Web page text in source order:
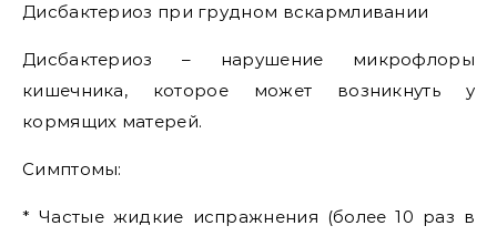
Дисбактериоз при грудном вскармливании
Дисбактериоз – нарушение микрофлоры
кишечника, которое может возникнуть у
кормящих матерей.
Симптомы:
* Частые жидкие испражнения (более 10 раз в